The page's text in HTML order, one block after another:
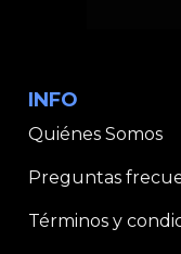
INFO
Quiénes Somos
Preguntas
Términos y